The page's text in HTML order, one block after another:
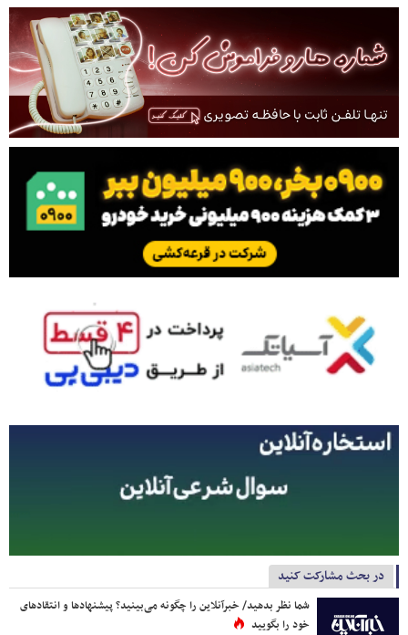
در بحث مشارکت کنید
شما نظر بدهید/ خبرآنلاین را چگونه می‌بینید؟ پیشنهادها و انتقادهای
خود را بگویید